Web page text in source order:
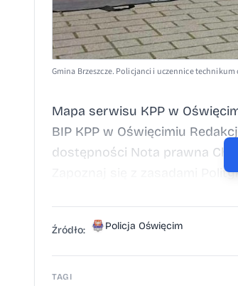
Gmina Brzeszcze. Policjanci i uczennice
Mapa serwisu KPP w
BIP KPP w Oświęcimiu
dostępności Nota prawna
Zapoznaj się z zasadami
Źródło: Policja Oświęcim
TAGI